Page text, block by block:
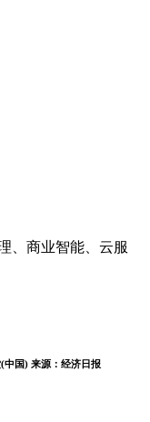
、商业智能、云服
中国) 来源： 经济日报